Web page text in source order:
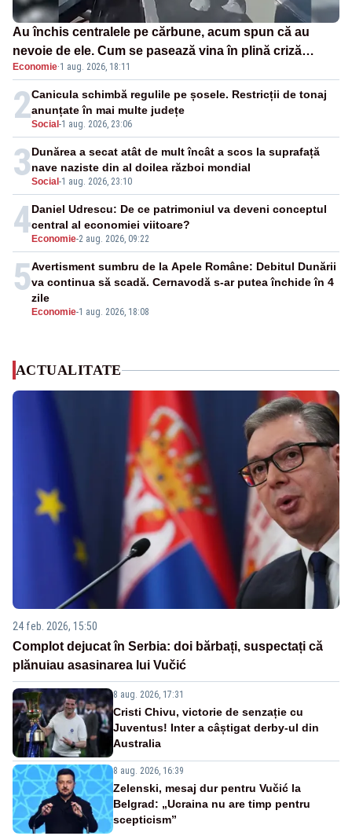
Au închis centralele pe cărbune, acum spun că au
nevoie de ele. Cum se pasează vina în plină criză
energetică
Economie·1 aug. 2026, 18:11
2Social -1 aug. 2026, 23:06
Canicula schimbă regulile pe șosele. Restricții de tonaj
anunțate în mai multe județe
3Social -1 aug. 2026, 23:10
Dunărea a secat atât de mult încât a scos la suprafață
nave naziste din al doilea război mondial
4 Economie-2 aug. 2026, 09:22
Daniel Udrescu: De ce patrimoniul va deveni conceptul
central al economiei viitoare?
5
Economie-1 aug. 2026, 18:08
Avertisment sumbru de la Apele Române: Debitul Dunării
va continua să scadă. Cernavodă s-ar putea închide în 4
zile
ACTUALITATE
24 feb. 2026, 15:50
Complot dejucat în Serbia: doi bărbați, suspectați că
plănuiau asasinarea lui Vučić
8 aug. 2026, 17:31
Cristi Chivu, victorie de senzație cu
Juventus! Inter a câștigat derby-ul din
Australia
8 aug. 2026, 16:39
Zelenski, mesaj dur pentru Vučić la
Belgrad: „Ucraina nu are timp pentru
scepticism”